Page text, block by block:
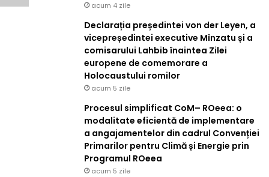
acum 4 zile
Declarația președintei von der Leyen, a
vicepreședintei executive Mînzatu și a
comisarului Lahbib înaintea Zilei
europene de comemorare a
Holocaustului romilor
acum 5 zile
Procesul simplificat CoM– ROeea: o
modalitate eficientă de implementare
a angajamentelor din cadrul Convenției
Primarilor pentru Climă și Energie prin
Programul ROeea
acum 5 zile